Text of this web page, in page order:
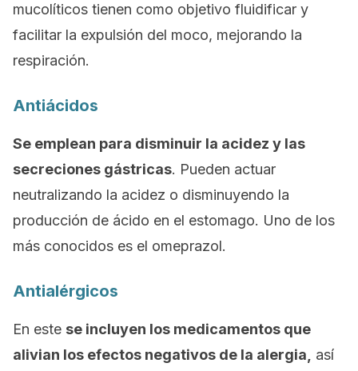
mucolíticos tienen como objetivo fluidificar y
facilitar la expulsión del moco, mejorando la
respiración.
Antiácidos
Se emplean para disminuir la acidez y las
secreciones gástricas. Pueden actuar
neutralizando la acidez o disminuyendo la
producción de ácido en el estomago. Uno de los
más conocidos es el omeprazol.
Antialérgicos
En este se incluyen los medicamentos que
alivian los efectos negativos de la alergia,
así